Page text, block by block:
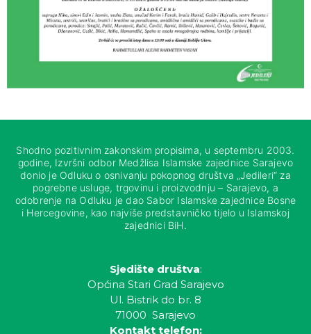
Shodno pozitivnim zakonskim propisima, u septembru 2003.
godine, Izvršni odbor Medžlisa Islamske zajednice Sarajevo
donio je Odluku o osnivanju pokopnog društva „Jedileri“ za
pogrebne usluge, trgovinu i proizvodnju – Sarajevo, a
odobrenje na Odluku je dao Sabor Islamske zajednice Bosne
i Hercegovine, kao najviše predstavničko tijelo u Islamskoj
zajednici BiH.
Sjedište društva:
Općina Stari Grad Sarajevo
Ul. Bistrik do br. 8
71000 Sarajevo
Kontakt telefon: